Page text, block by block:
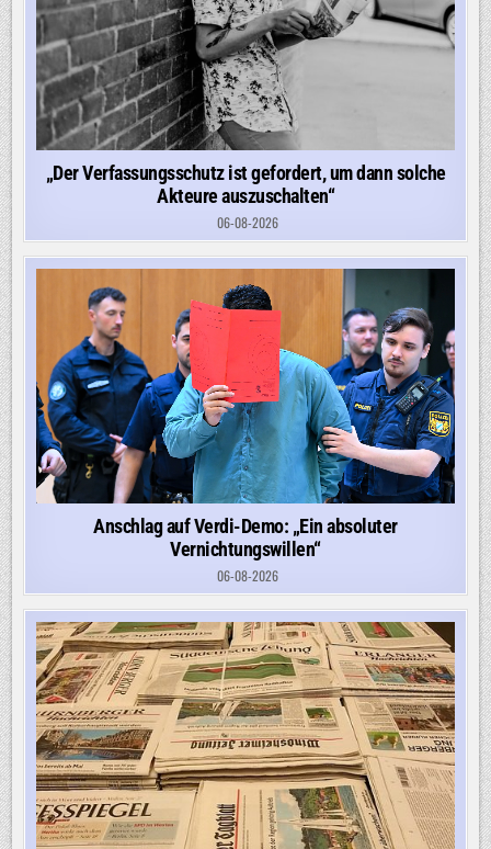
„Der Verfassungsschutz ist gefordert, um dann solche
Akteure auszuschalten“
06-08-2026
Anschlag auf Verdi-Demo: „Ein absoluter
Vernichtungswillen“
06-08-2026